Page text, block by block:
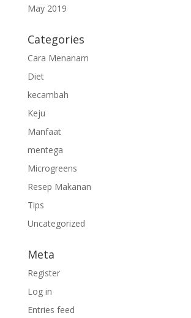
May 2019
Categories
Cara Menanam
Diet
kecambah
Keju
Manfaat
mentega
Microgreens
Resep Makanan
Tips
Uncategorized
Meta
Register
Log in
Entries feed